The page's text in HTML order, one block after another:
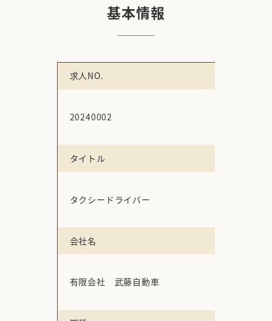
基本情報
求人NO.
20240002
タイトル
タクシードライバー
会社名
有限会社 武藤自動車